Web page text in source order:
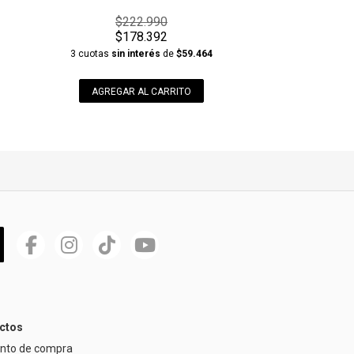
$222.990
$178.392
3 cuotas sin interés de$59.464
AGREGAR AL CARRITO
de compra